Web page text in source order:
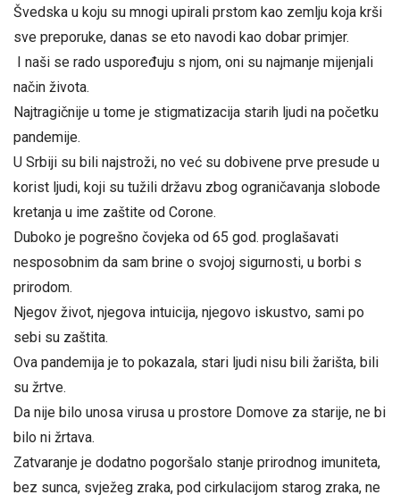
Švedska u koju su mnogi upirali prstom kao zemlju koja krši
sve preporuke, danas se eto navodi kao dobar primjer.
I naši se rado uspoređuju s njom, oni su najmanje mijenjali
način života.
Najtragičnije u tome je stigmatizacija starih ljudi na početku
pandemije.
U Srbiji su bili najstroži, no već su dobivene prve presude u
korist ljudi, koji su tužili državu zbog ograničavanja slobode
kretanja u ime zaštite od Corone.
Duboko je pogrešno čovjeka od 65 god. proglašavati
nesposobnim da sam brine o svojoj sigurnosti, u borbi s
prirodom.
Njegov život, njegova intuicija, njegovo iskustvo, sami po
sebi su zaštita.
Ova pandemija je to pokazala, stari ljudi nisu bili žarišta, bili
su žrtve.
Da nije bilo unosa virusa u prostore Domove za starije, ne bi
bilo ni žrtava.
Zatvaranje je dodatno pogoršalo stanje prirodnog imuniteta,
bez sunca, svježeg zraka, pod cirkulacijom starog zraka, ne